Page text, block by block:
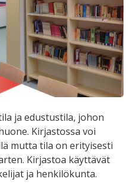
ja edustustila, johon
Kirjastossa voi
mutta tila on erityisesti
Kirjastoa käyttävät
ja henkilökunta.